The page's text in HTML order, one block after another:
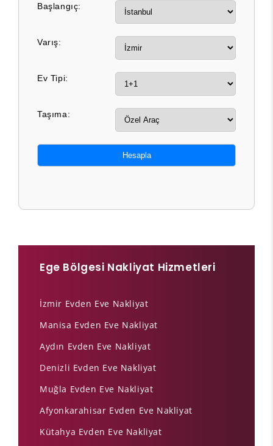
Başlangıç:
Varış:
Ev Tipi:
Taşıma:
Hesapla
Ege Bölgesi Nakliyat Hizmetleri
İzmir Evden Eve Nakliyat
Manisa Evden Eve Nakliyat
Aydın Evden Eve Nakliyat
Denizli Evden Eve Nakliyat
Muğla Evden Eve Nakliyat
Afyonkarahisar Evden Eve Nakliyat
Kütahya Evden Eve Nakliyat